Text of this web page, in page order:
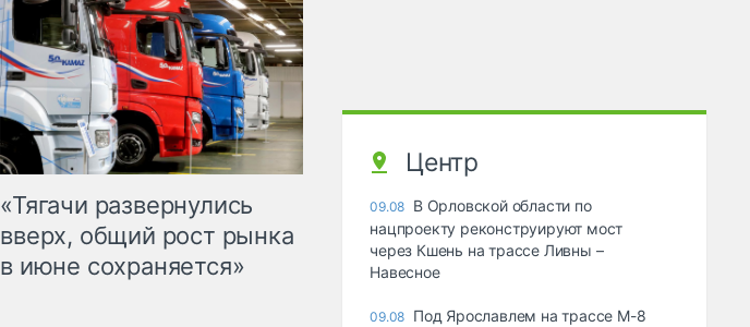
«Тягачи развернулись
вверх, общий рост рынка
в июне сохраняется»
Центр
09.08 В Орловской области по
нацпроекту реконструируют мост
через Кшень на трассе Ливны –
Навесное
09.08 Под Ярославлем на трассе М-8